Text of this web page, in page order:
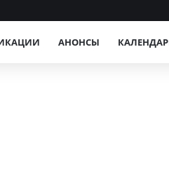
АНОНСЫ